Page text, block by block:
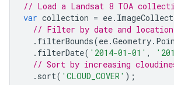
// Load a Landsat 8 TOA
var collection = ee.
// Filter by date and
. filterBounds(ee.Geometry.
. filterDate( '2014-01-01' ,
// Sort by increasing
. sort( 'CLOUD_COVER' );